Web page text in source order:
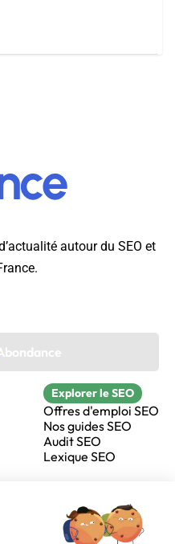
autour du SEO et
Explorer le SEO
Offres d'emploi SEO
Nos guides SEO
Audit SEO
Lexique SEO